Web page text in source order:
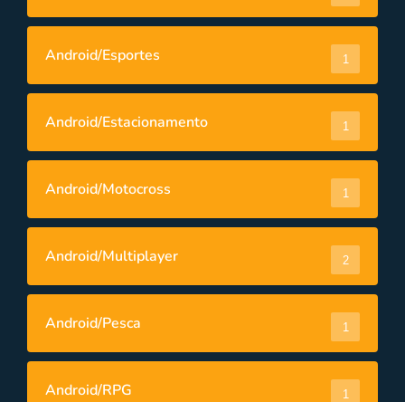
Android/Esportes 1
Android/Estacionamento 1
Android/Motocross 1
Android/Multiplayer 2
Android/Pesca 1
Android/RPG 1